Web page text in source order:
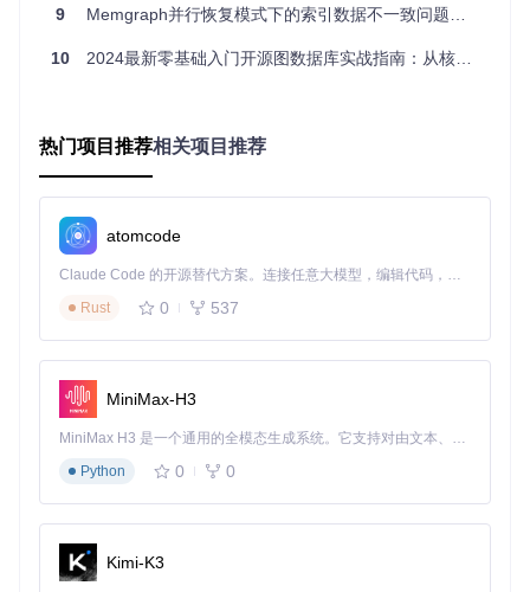
题。
技术特性突破：从架构创新到细节优化
Memgraph创新性地采用"内存为主、磁盘为辅"的混合存储架
每秒处理10万+商品关联查询，平均响应时间控制在20ms以
内。
务商采用此方案后，硬件成本降低40%，同时满足了金融级的
数据隔离要求。
0%。这种"算法即服务"的模式，大大降低了AI模型落地的工程
门槛。
9 Memgraph并行恢复模式下的索引数据不一致问题分析
10 2024最新零基础入门开源图数据库实战指南：从核心价值到行业应用
热门项目推荐相关项目推荐
atomcode
Claude Code 的开源替代方案。连接任意大模型，编辑代码，运行命令，自动验证 — 全自动执行。用 Rust 构建，极致性能。 ｜ An open-source alternative to Claude Code. Connect any LLM, edit code, run commands, and verify changes — autonomously. Built in Rust for speed. Get Started
Rust
0 537
MiniMax-H3
MiniMax H3 是一个通用的全模态生成系统。它支持对由文本、图像、视频和音频组成的多模态上下文进行统一理解，并能生成分辨率高达 2K、时长可达 15 秒的带原生立体声音频的视频。得益于面向任务泛化的系统设计，H3 在预训练阶段就已具备广泛的多模态上下文理解与生成能力，能够出色地执行复杂的多模态指令。
Python
0 0
Kimi-K3